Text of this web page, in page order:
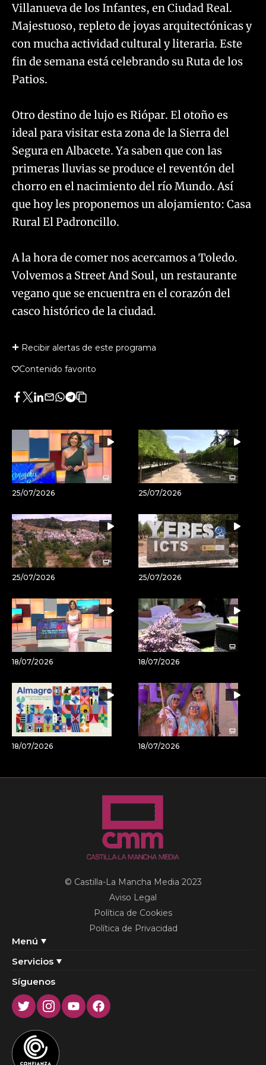
Villanueva de los Infantes, en Ciudad Real.
Majestuoso, repleto de joyas arquitectónicas y
con mucha actividad cultural y literaria. Este
fin de semana está celebrando su Ruta de los
Patios.
Otro destino de lujo es Riópar. El otoño es
ideal para visitar esta zona de la Sierra del
Segura en Albacete. Ya saben que con las
primeras lluvias se produce el reventón del
chorro en el nacimiento del río Mundo. Así
que hoy les proponemos un alojamiento: Casa
Rural El Padroncillo.
A la hora de comer nos acercamos a Toledo.
Volvemos a Street And Soul, un restaurante
vegano que se encuentra en el corazón del
casco histórico de la ciudad.
Recibir alertas de este programa
Contenido favorito
Facebook
Twitter
LinkedIn
Enviar
Whatsapp
Telegram
Copiar
artículo
25/07/2026 25/07/2026
25/07/2026 25/07/2026
18/07/2026 18/07/2026
18/07/2026 18/07/2026
Menú
Servicios
© Castilla-La Mancha Media 2023
Aviso Legal
Política de Cookies
Política de Privacidad
Síguenos
TwitterInstagram
YoutubeFacebook